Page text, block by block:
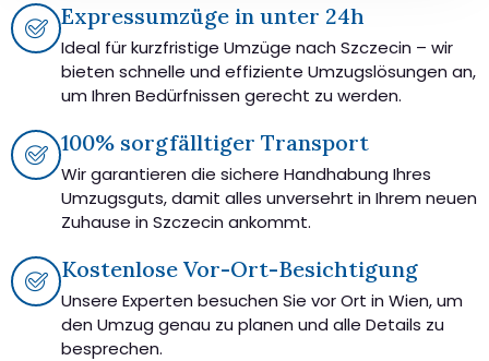
Expressumzüge in unter 24h
Ideal für kurzfristige Umzüge nach Szczecin – wir
bieten schnelle und effiziente Umzugslösungen an,
um Ihren Bedürfnissen gerecht zu werden.
100% sorgfälltiger Transport
Wir garantieren die sichere Handhabung Ihres
Umzugsguts, damit alles unversehrt in Ihrem neuen
Zuhause in Szczecin ankommt.
Kostenlose Vor-Ort-Besichtigung
Unsere Experten besuchen Sie vor Ort in Wien, um
den Umzug genau zu planen und alle Details zu
besprechen.